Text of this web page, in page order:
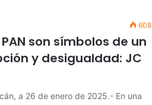
608
son símbolos de un
y desigualdad: JC
a 26 de enero de 2025.- En una